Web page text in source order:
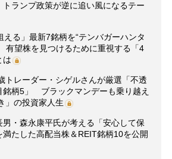
トランプ政策が逆に追い風になるテー
える」最新7銘柄を“テンバガーハンタ
有望株を見つけるために重視する「4
は
トレーダー・シゲルさんが厳選「不透
銘柄5」 ブラックマンデーも乗り越え
」の投資家人生
・森永康平氏が考える「安心して保
たした高配当株＆REIT銘柄10を公開